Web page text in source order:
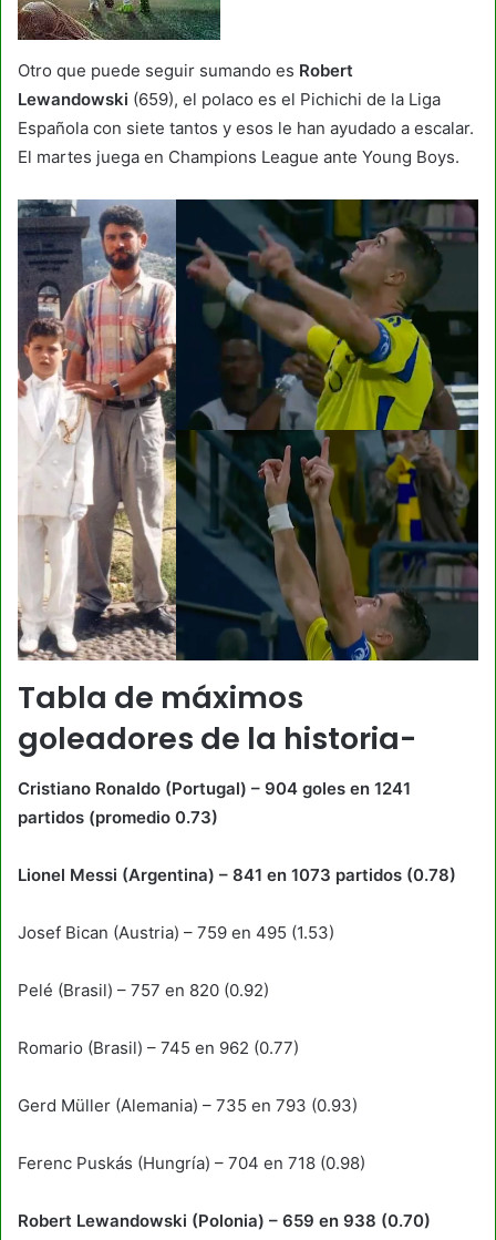
Otro que puede seguir sumando es Robert
Lewandowski (659), el polaco es el Pichichi de la Liga
Española con siete tantos y esos le han ayudado a escalar.
El martes juega en Champions League ante Young Boys.
Tabla de máximos
goleadores de la historia-
Cristiano Ronaldo (Portugal) – 904 goles en 1241
partidos (promedio 0.73)
Lionel Messi (Argentina) – 841 en 1073 partidos (0.78)
Josef Bican (Austria) – 759 en 495 (1.53)
Pelé (Brasil) – 757 en 820 (0.92)
Romario (Brasil) – 745 en 962 (0.77)
Gerd Müller (Alemania) – 735 en 793 (0.93)
Ferenc Puskás (Hungría) – 704 en 718 (0.98)
Robert Lewandowski (Polonia) – 659 en 938 (0.70)